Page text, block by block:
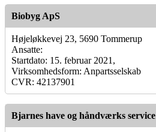
Biobyg ApS
Højeløkkevej 23, 5690 Tommerup
Ansatte:
Startdato: 15. februar 2021,
Virksomhedsform: Anpartsselskab
CVR: 42137901
Bjarnes have og håndværks service